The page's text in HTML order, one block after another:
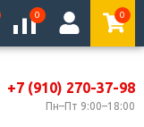
0 0
+7 (910) 270-37-98
Пн–Пт 9:00–18:00